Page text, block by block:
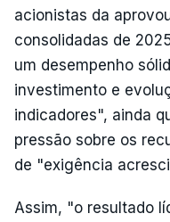
acionistas da
consolidadas de
um desempenho
investimento e
indicadores", ainda
pressão sobre os
de "exigência
Assim, "o resultado